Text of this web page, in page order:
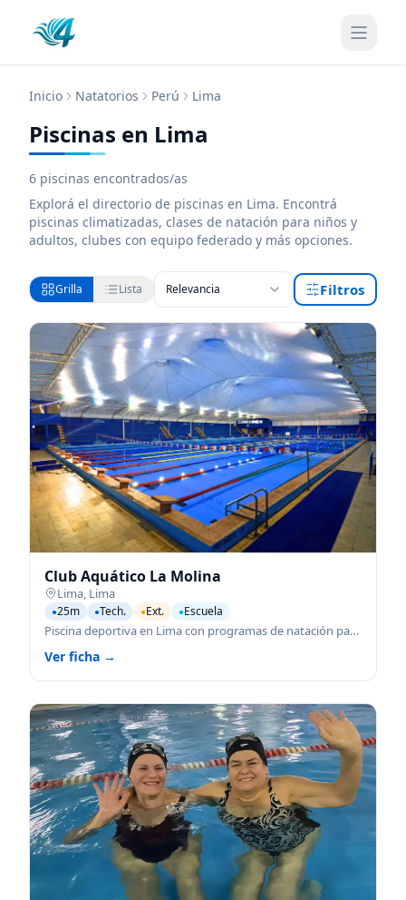
Inicio Natatorios Perú Lima
Piscinas en Lima
6 piscinas encontrados/as
Explorá el directorio de piscinas en Lima. Encontrá
piscinas climatizadas, clases de natación para niños y
adultos, clubes con equipo federado y más opciones.
Grilla Lista Relevancia Filtros
Club Aquático La Molina
Lima, Lima
●25m ●Tech. ●Ext. ●Escuela
Piscina deportiva en Lima con programas de natación para todas las edades.
Ver ficha →